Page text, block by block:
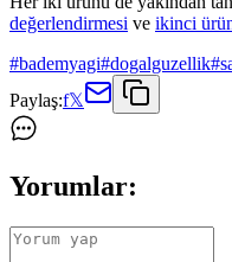
değerlendirmesi ve ikinci
#bademyagi#dogalguzellik#
Paylaş:f𝕏
Yorumlar: